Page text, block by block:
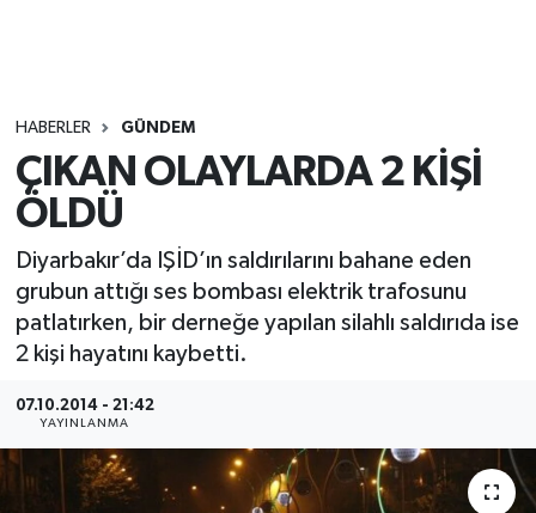
HABERLER GÜNDEM
ÇIKAN OLAYLARDA 2 KİŞİ
ÖLDÜ
Diyarbakır’da IŞİD’ın saldırılarını bahane eden
grubun attığı ses bombası elektrik trafosunu
patlatırken, bir derneğe yapılan silahlı saldırıda ise
2 kişi hayatını kaybetti.
07.10.2014 - 21:42
YAYINLANMA
Gündem
Kültür
Magazin
Tüm Manşetler
Son Dakika Haberleri
Haber Arşivi